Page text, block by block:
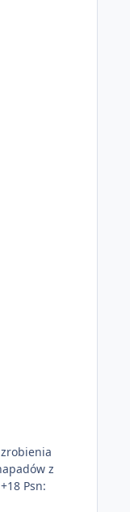
z
Psn: